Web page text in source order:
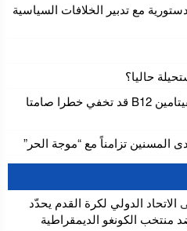
مع تدبير الخلافات السياسية
حاليا؟
دراسة: المستويات “الطبيعية” لفيتامين B12 قد تخفي خطرا صامتا
المسنين تزامناً مع “موجة الحر”
الاتحاد الدولي لكرة القدم يحدّد
منتخب الكونغو الديمقراطية